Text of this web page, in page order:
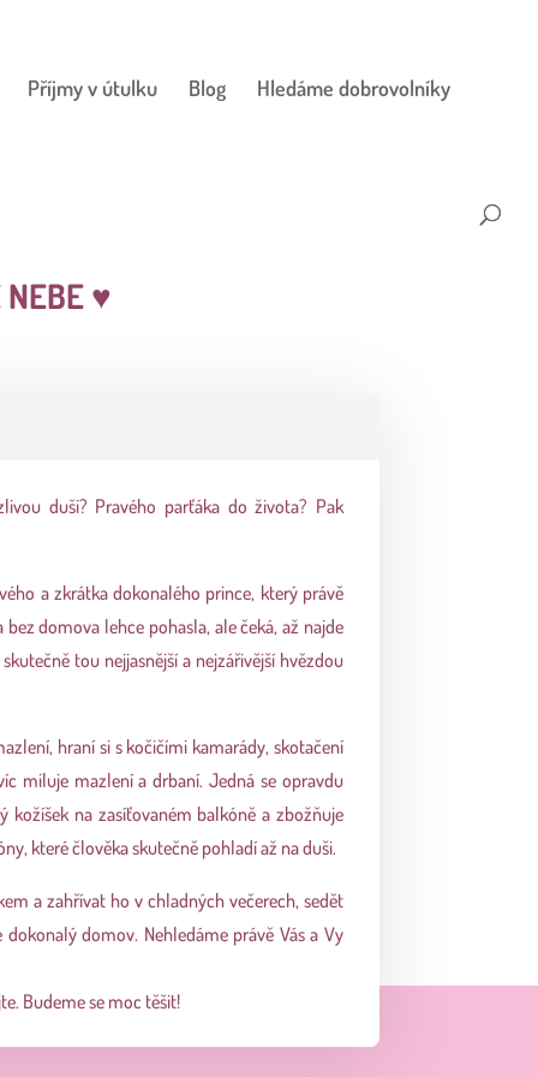
Příjmy v útulku Blog Hledáme dobrovolníky
♥
duši? Pravého parťáka do života? Pak
a zkrátka dokonalého prince, který právě
domova lehce pohasla, ale čeká, až najde
tou nejjasnější a nejzářivější hvězdou
hraní si s kočičími kamarády, skotačení
miluje mazlení a drbaní. Jedná se opravdu
kožíšek na zasíťovaném balkóně a zbožňuje
které člověka skutečně pohladí až na duši.
a zahřívat ho v chladných večerech, sedět
domov. Nehledáme právě Vás a Vy
Budeme se moc těšit!